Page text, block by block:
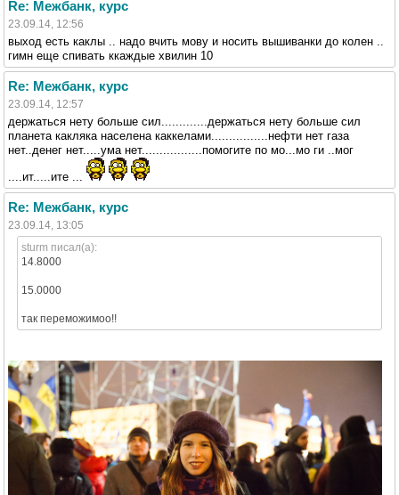
Re: Межбанк, курс
23.09.14, 12:56
выход есть каклы .. надо вчить мову и носить вышиванки до колен ..
гимн еще спивать ккаждые хвилин 10
Re: Межбанк, курс
23.09.14, 12:57
держаться нету больше сил.............держаться нету больше сил
планета какляка населена каккелами................нефти нет газа
нет..денег нет.....ума нет.................помогите по мо...мо ги ..мог
....ит.....ите ...
Re: Межбанк, курс
23.09.14, 13:05
sturm писал(а):
14.8000
15.0000
так переможимоо!!